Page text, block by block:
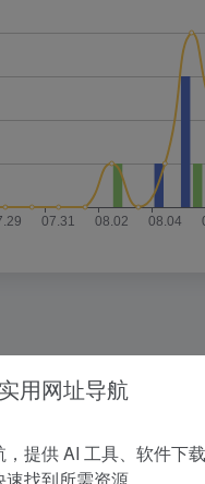
用网址导航
提供 AI 工具、软件下
找到所需资源。